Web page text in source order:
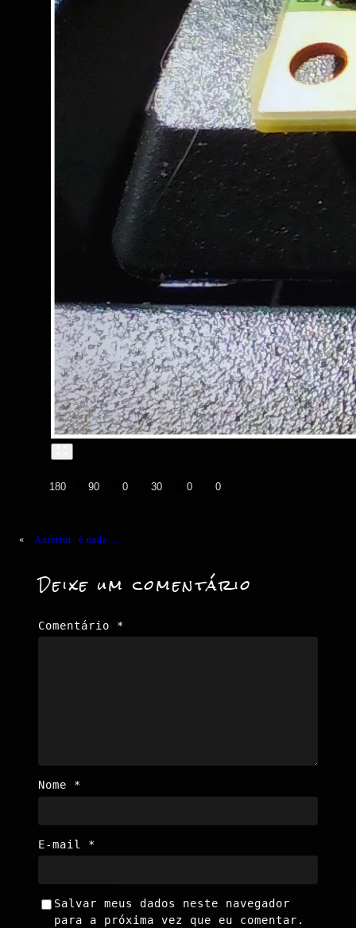
180 90 0 30 0 0
« Anterior: é nada …
Deixe um comentário
Comentário *
Nome *
E-mail *
Salvar meus dados neste navegador
para a próxima vez que eu comentar.